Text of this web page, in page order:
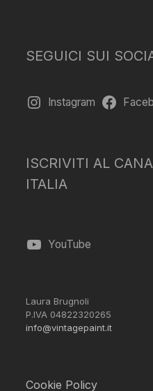
SEGUICI SUI
Instagram
ISCRIVITI AL
ITALIA
YouTube
Laura Brugnoli
P.IVA 04822320265
info@vintagepaint.it
Cookie Policy